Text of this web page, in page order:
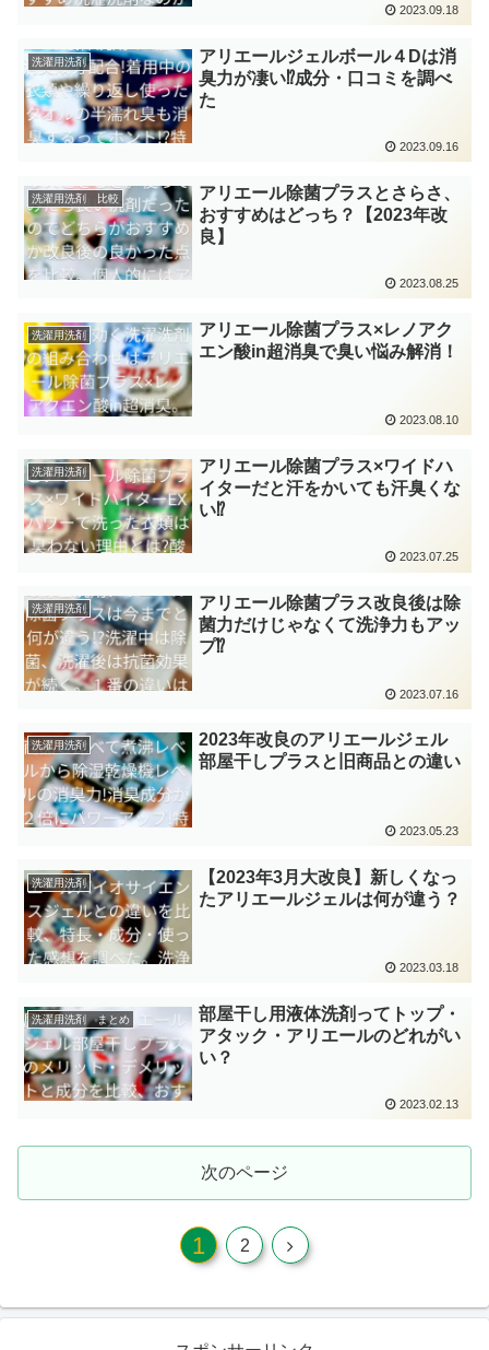
2023.09.18
洗濯用洗剤
アリエールジェルボール４Dは消
臭力が凄い⁉成分・口コミを調べ
た
2023.09.16
洗濯用洗剤 比較
アリエール除菌プラスとさらさ、
おすすめはどっち？【2023年改
良】
2023.08.25
洗濯用洗剤
アリエール除菌プラス×レノアク
エン酸in超消臭で臭い悩み解消！
2023.08.10
洗濯用洗剤
アリエール除菌プラス×ワイドハ
イターだと汗をかいても汗臭くな
い⁉
2023.07.25
洗濯用洗剤
アリエール除菌プラス改良後は除
菌力だけじゃなくて洗浄力もアッ
プ⁉
2023.07.16
洗濯用洗剤
2023年改良のアリエールジェル
部屋干しプラスと旧商品との違い
2023.05.23
洗濯用洗剤
【2023年3月大改良】新しくなっ
たアリエールジェルは何が違う？
2023.03.18
洗濯用洗剤 まとめ
部屋干し用液体洗剤ってトップ・
アタック・アリエールのどれがい
い？
2023.02.13
次のページ
1 2